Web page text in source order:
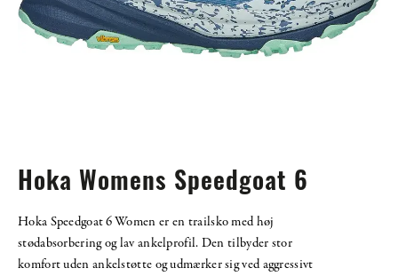
Hoka Womens Speedgoat 6
Hoka Speedgoat 6 Women er en trailsko med høj
stødabsorbering og lav ankelprofil. Den tilbyder stor
komfort uden ankelstøtte og udmærker sig ved aggressivt